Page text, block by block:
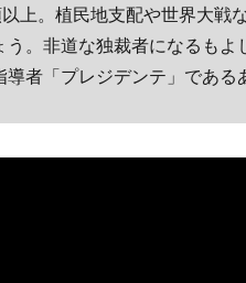
上。植民地支配や世界大戦
。非道な独裁者になるもよ
者「プレジデンテ」である